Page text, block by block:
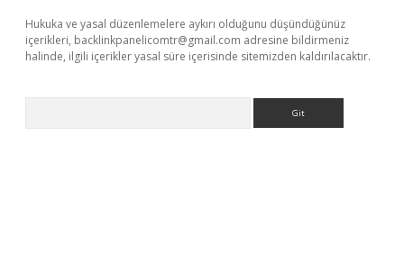
Hukuka ve yasal düzenlemelere aykırı olduğunu düşündüğünüz
içerikleri, backlinkpanelicomtr@gmail.com adresine bildirmeniz
halinde, ilgili içerikler yasal süre içerisinde sitemizden kaldırılacaktır.